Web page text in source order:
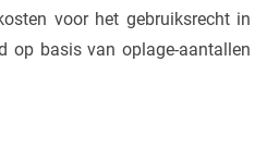
voor het gebruiksrecht in
op basis van oplage-aantallen